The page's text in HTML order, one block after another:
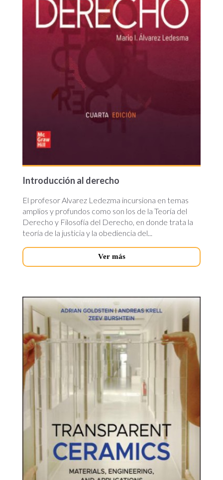
Introducción al derecho
El profesor Alvarez Ledezma incursiona en temas
amplios y profundos como son los de la Teoría del
Derecho y Filosofía del Derecho, en donde trata la
teoría de la justicia y la obediencia del...
Ver más
transparent-
ceramics.jpg